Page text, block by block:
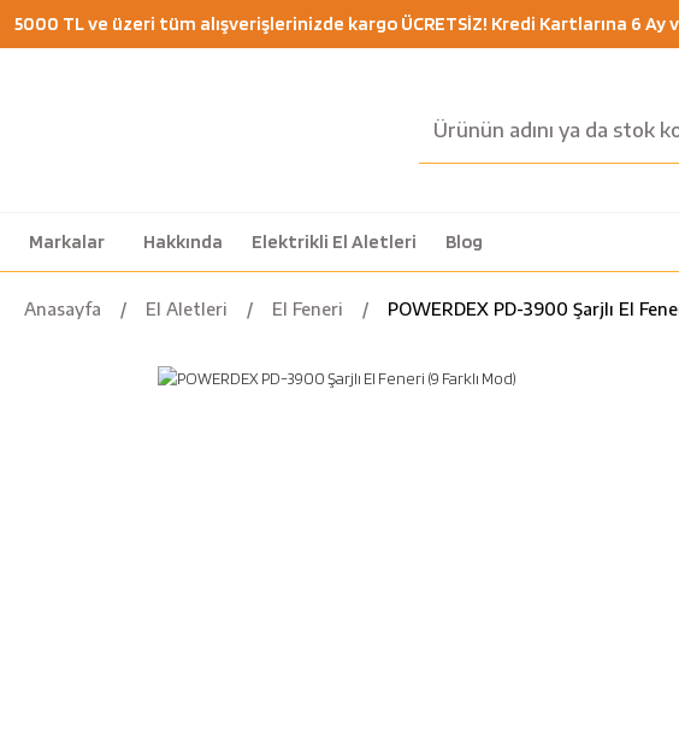
5000 TL ve üzeri tüm alışverişlerinizde kargo ÜCRETSİZ! Kredi Kartlarına 6
Markalar Hakkında Elektrikli El Aletleri Blog
Anasayfa El Aletleri El Feneri POWERDEX PD-3900 Şarjlı El